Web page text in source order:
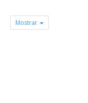
Mostrar